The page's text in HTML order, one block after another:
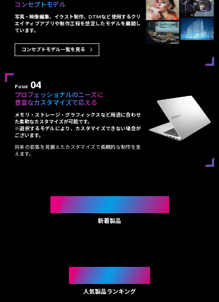
コンセプトモデル
写真・映像編集、イラスト制作、DTMなど使用するクリ
エイティブアプリや制作工程を想定したモデルを展開し
ています。
コンセプトモデル一覧を見る
Point 04
プロフェッショナルのニーズに
豊富なカスタマイズで応える
メモリ・ストレージ・グラフィックスなど用途に合わせ
た柔軟なカスタマイズが可能です。
※選択するモデルにより、カスタマイズできない場合が
ございます。
将来の拡張を見据えたカスタマイズで長期的な制作を支
えます。
NEW ARRIVAL
新着製品
RANKING
人気製品ランキング